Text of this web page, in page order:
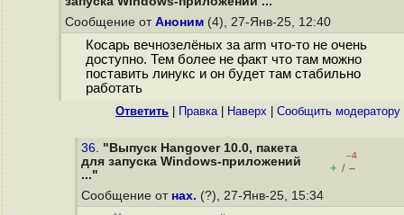
Сообщение от Аноним (4), 27-Янв-25, 12:40
Косарь вечнозелёных за arm что-то не очень
доступно. Тем более не факт что там можно
поставить линукс и он будет там стабильно
работать
Ответить Правка| Наверх Cообщить модератору
36. "Выпуск Hangover 10.0, пакета
для запуска Windows-приложений
..."
–4
+ / –
Сообщение от нах. (?), 27-Янв-25, 15:34